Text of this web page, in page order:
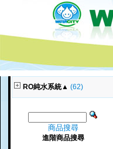
RO純水系統▲ (62)
商品搜尋
進階商品搜尋